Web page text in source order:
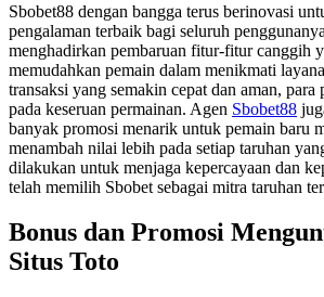
Sbobet88 dengan bangga terus berinovasi
pengalaman terbaik bagi seluruh
menghadirkan pembaruan fitur-fitur canggih
memudahkan pemain dalam menikmati
transaksi yang semakin cepat dan aman, para
pada keseruan permainan. Agen Sbobet88
banyak promosi menarik untuk pemain baru
menambah nilai lebih pada setiap taruhan
dilakukan untuk menjaga kepercayaan dan
telah memilih Sbobet sebagai mitra taruhan
Bonus dan Promosi
Situs Toto